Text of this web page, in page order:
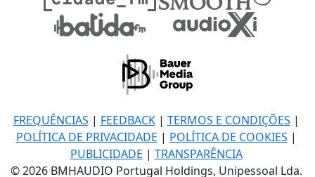
FREQUÊNCIAS | FEEDBACK| TERMOS E CONDIÇÕES |
POLÍTICA DE PRIVACIDADE | POLÍTICA DE COOKIES |
PUBLICIDADE | TRANSPARÊNCIA
© 2026 BMHAUDIO Portugal Holdings, Unipessoal Lda.